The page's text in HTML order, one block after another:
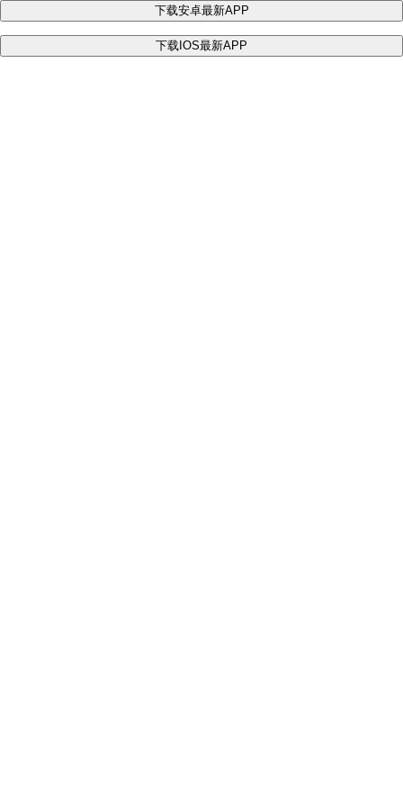
下载安卓最新APP
下载IOS最新APP